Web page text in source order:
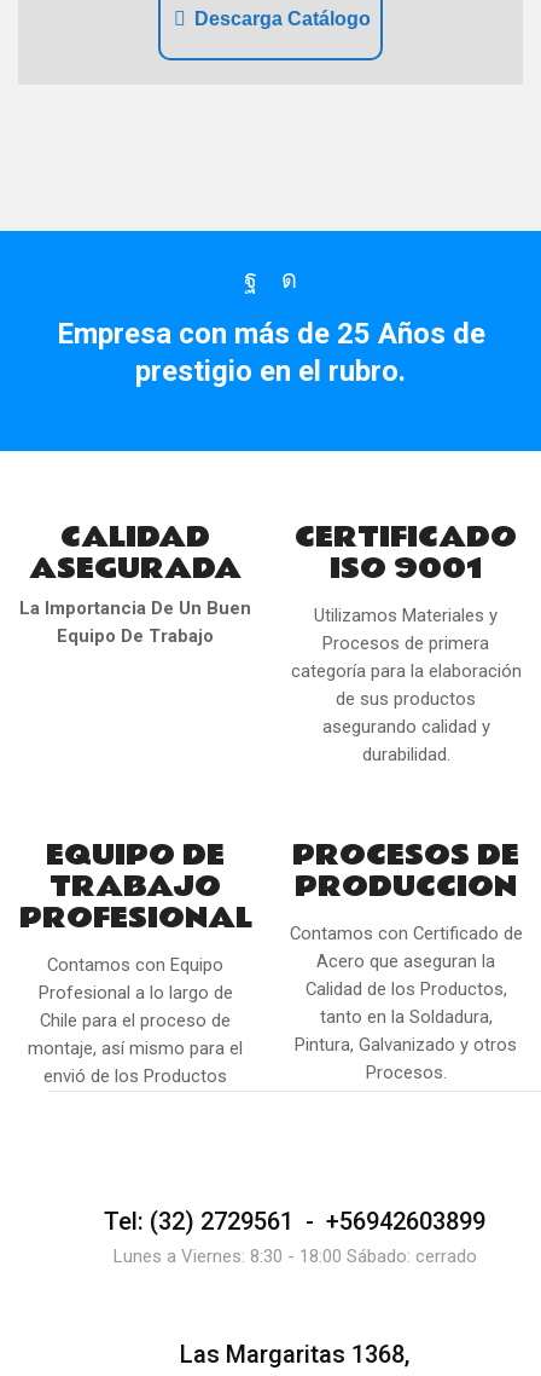
Descarga Catálogo
Facebook
Instagram
Empresa con más de 25 Años de
prestigio en el rubro.
CALIDAD
ASEGURADA
La Importancia De Un Buen
Equipo De Trabajo
CERTIFICADO
ISO 9001
Utilizamos Materiales y
Procesos de primera
categoría para la elaboración
de sus productos
asegurando calidad y
durabilidad.
EQUIPO DE
TRABAJO
PROFESIONAL
Contamos con Equipo
Profesional a lo largo de
Chile para el proceso de
montaje, así mismo para el
envió de los Productos
PROCESOS DE
PRODUCCION
Contamos con Certificado de
Acero que aseguran la
Calidad de los Productos,
tanto en la Soldadura,
Pintura, Galvanizado y otros
Procesos.
Tel: (32) 2729561 - +56942603899
Lunes a Viernes: 8:30 - 18:00 Sábado: cerrado
Las Margaritas 1368,